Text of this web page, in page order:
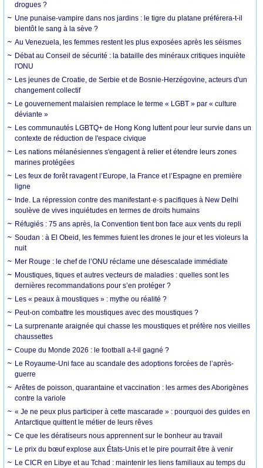
drogues ?
Une punaise-vampire dans nos jardins : le tigre du platane préférera-t-il
bientôt le sang à la sève ?
Au Venezuela, les femmes restent les plus exposées après les séismes
Débat au Conseil de sécurité : la bataille des minéraux critiques inquiète
l'ONU
Les jeunes de Croatie, de Serbie et de Bosnie-Herzégovine, acteurs d'un
changement collectif
Le gouvernement malaisien remplace le terme « LGBT » par « culture
déviante »
Les communautés LGBTQ+ de Hong Kong luttent pour leur survie dans un
contexte de réduction de l'espace civique
Les nations mélanésiennes s'engagent à relier et étendre leurs zones
marines protégées
Les feux de forêt ravagent l’Europe, la France et l’Espagne en première
ligne
Inde. La répression contre des manifestant·e·s pacifiques à New Delhi
soulève de vives inquiétudes en termes de droits humains
Réfugiés : 75 ans après, la Convention tient bon face aux vents du repli
Soudan : à El Obeid, les femmes fuient les drones le jour et les violeurs la
nuit
Mer Rouge : le chef de l’ONU réclame une désescalade immédiate
Moustiques, tiques et autres vecteurs de maladies : quelles sont les
dernières recommandations pour s’en protéger ?
Les « peaux à moustiques » : mythe ou réalité ?
Peut-on combattre les moustiques avec des moustiques ?
La surprenante araignée qui chasse les moustiques et préfère nos vieilles
chaussettes
Coupe du Monde 2026 : le football a-t-il gagné ?
Le Royaume-Uni face au scandale des adoptions forcées de l’après-
guerre
Arêtes de poisson, quarantaine et vaccination : les armes des Aborigènes
contre la variole
« Je ne peux plus participer à cette mascarade » : pourquoi des guides en
Antarctique quittent le métier de leurs rêves
Ce que les dératiseurs nous apprennent sur le bonheur au travail
Le prix du bœuf explose aux États-Unis et le pire pourrait être à venir
Le CICR en Libye et au Tchad : maintenir les liens familiaux au temps du